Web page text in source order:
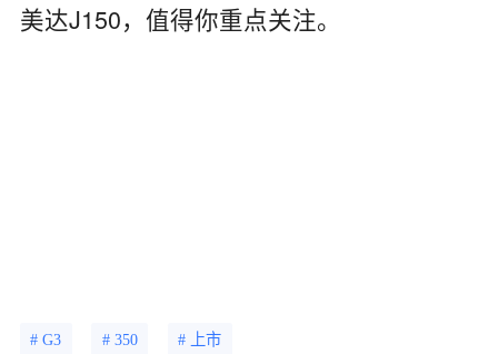
美达J150，值得你重点关注。
# G3 # 350 # 上市